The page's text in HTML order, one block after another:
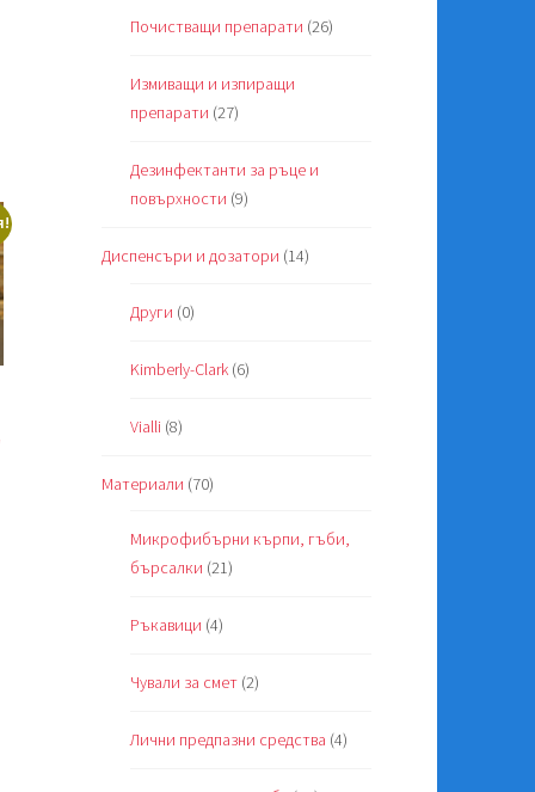
Почистващи препарати (26)
Измиващи и изпиращи
препарати (27)
Дезинфектанти за ръце и
повърхности (9)
Диспенсъри и дозатори (14)
Други (0)
Kimberly-Clark (6)
Vialli (8)
Материали (70)
Микрофибърни кърпи, гъби,
бърсалки (21)
Ръкавици (4)
Чували за смет (2)
Лични предпазни средства (4)